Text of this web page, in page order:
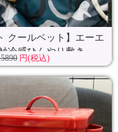
クールベット】エーエ
冷感ひんやり敷き...
円(税込)